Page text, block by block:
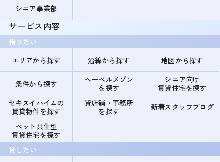
シニア事業部
サービス内容
借りたい
エリアから探す
沿線から探す 地図から探す
条件から探す
ヘーベルメゾン
を探す
シニア向け
賃貸住宅を探す
セキスイハイムの
賃貸物件を探す
貸店舗・事務所
を探す
新着スタッフブログ
ペット共生型
賃貸住宅を探す
貸したい